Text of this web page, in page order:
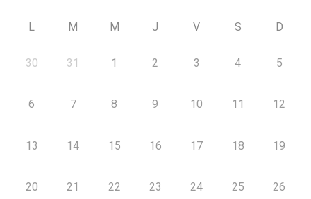
L M M J V S D
30 31 1 2 3 4 5
6 7 8 9 10 11 12
13 14 15 16 17 18 19
20 21 22 23 24 25 26